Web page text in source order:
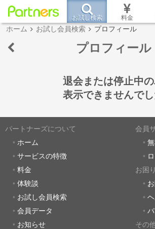
お試し検索 料金
ホーム お試し会員検索 プロフィール
プロフィール
退会または停止中
表示できませんで
パートナーズについて
ホーム
サービスの特徴
料金
体験談
お試し会員検索
会員データ
お知らせ
会員
お困
その